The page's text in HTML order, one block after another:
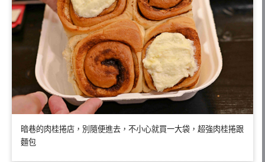
暗巷的肉桂捲店，別隨便進去，不小心就買一大袋，超強肉桂捲跟
麵包